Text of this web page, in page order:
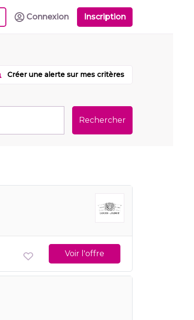
Connexion Inscription
Créer une alerte sur mes critères
Rechercher
Voir l'offre